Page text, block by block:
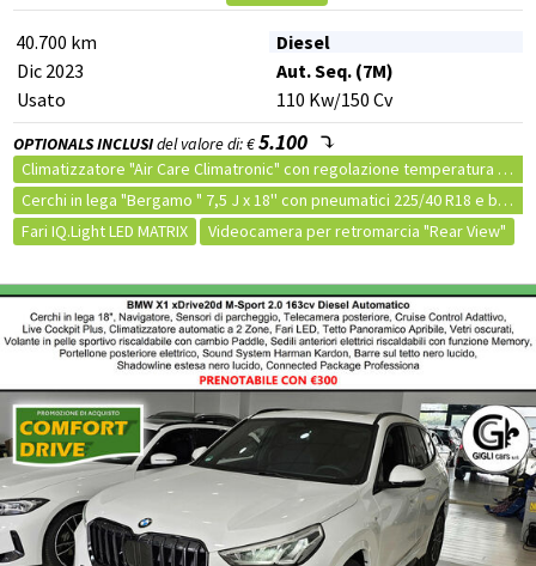
PRONTA CONSEGNA
40.700 km
Diesel
Dic 2023
Aut. Seq. (7M)
Usato
110 Kw/150 Cv
OPTIONALS INCLUSIdel valore di: €5.100
Climatizzatore "Air Care Climatronic" con regolazione temperatura a 3 Zone
Cerchi in lega "Bergamo " 7,5 J x 18'' con pneumatici 225/40 R18 e bulloni antifurto
Fari IQ.Light LED MATRIX
Videocamera per retromarcia "Rear View"
Chiusura centralizzata
Immobilizzatore elettronico
Sistema di navigazione
Vivavoce
Autoradio MP3
Volante multifunzione
Autoradio
Computer di bordo
Controllo vocale
Comandi vocali
Comandi al volante
Apple CarPlay
USB Bluetooth
Filtro antiparticolato (FAP)
Marmitta catalitica
Fari full LED
Luci diurne
Luci diurne LED
Isofix Sedili sportivi
Leve al volante
Volante in pelle
Appoggiabraccia centrale
Palette cambio al volante
Appoggiatesta posteriore